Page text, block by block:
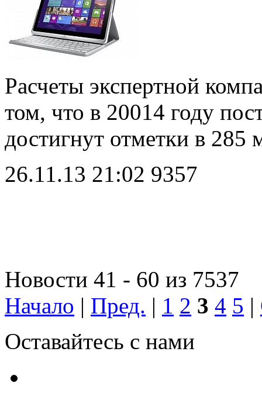
Расчеты экспертной
том, что в 20014 году
достигнут отметки в
26.11.13 21:02 9357
Новости 41 - 60 из 7537
Начало | Пред. | 1 2 3 4 5 |
Оставайтесь с нами